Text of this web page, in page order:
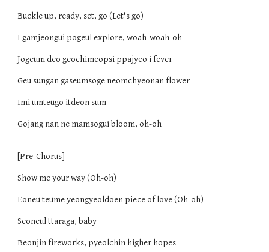
Buckle up, ready, set, go (Let's go)
I gamjeongui pogeul explore, woah-woah-oh
Jogeum deo geochimeopsi ppajyeo i fever
Geu sungan gaseumsoge neomchyeonan flower
Imi umteugo itdeon sum
Gojang nan ne mamsogui bloom, oh-oh
[Pre-Chorus]
Show me your way (Oh-oh)
Eoneu teume yeongyeoldoen piece of love (Oh-oh)
Seoneul ttaraga, baby
Beonjin fireworks, pyeolchin higher hopes